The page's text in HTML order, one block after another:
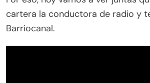
cartera la conductora de radio y
Barriocanal.